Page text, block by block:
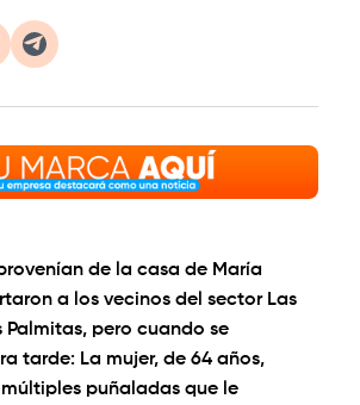
de la casa de María
a los vecinos del sector Las
Palmitas, pero cuando se
tarde: La mujer, de 64 años,
puñaladas que le